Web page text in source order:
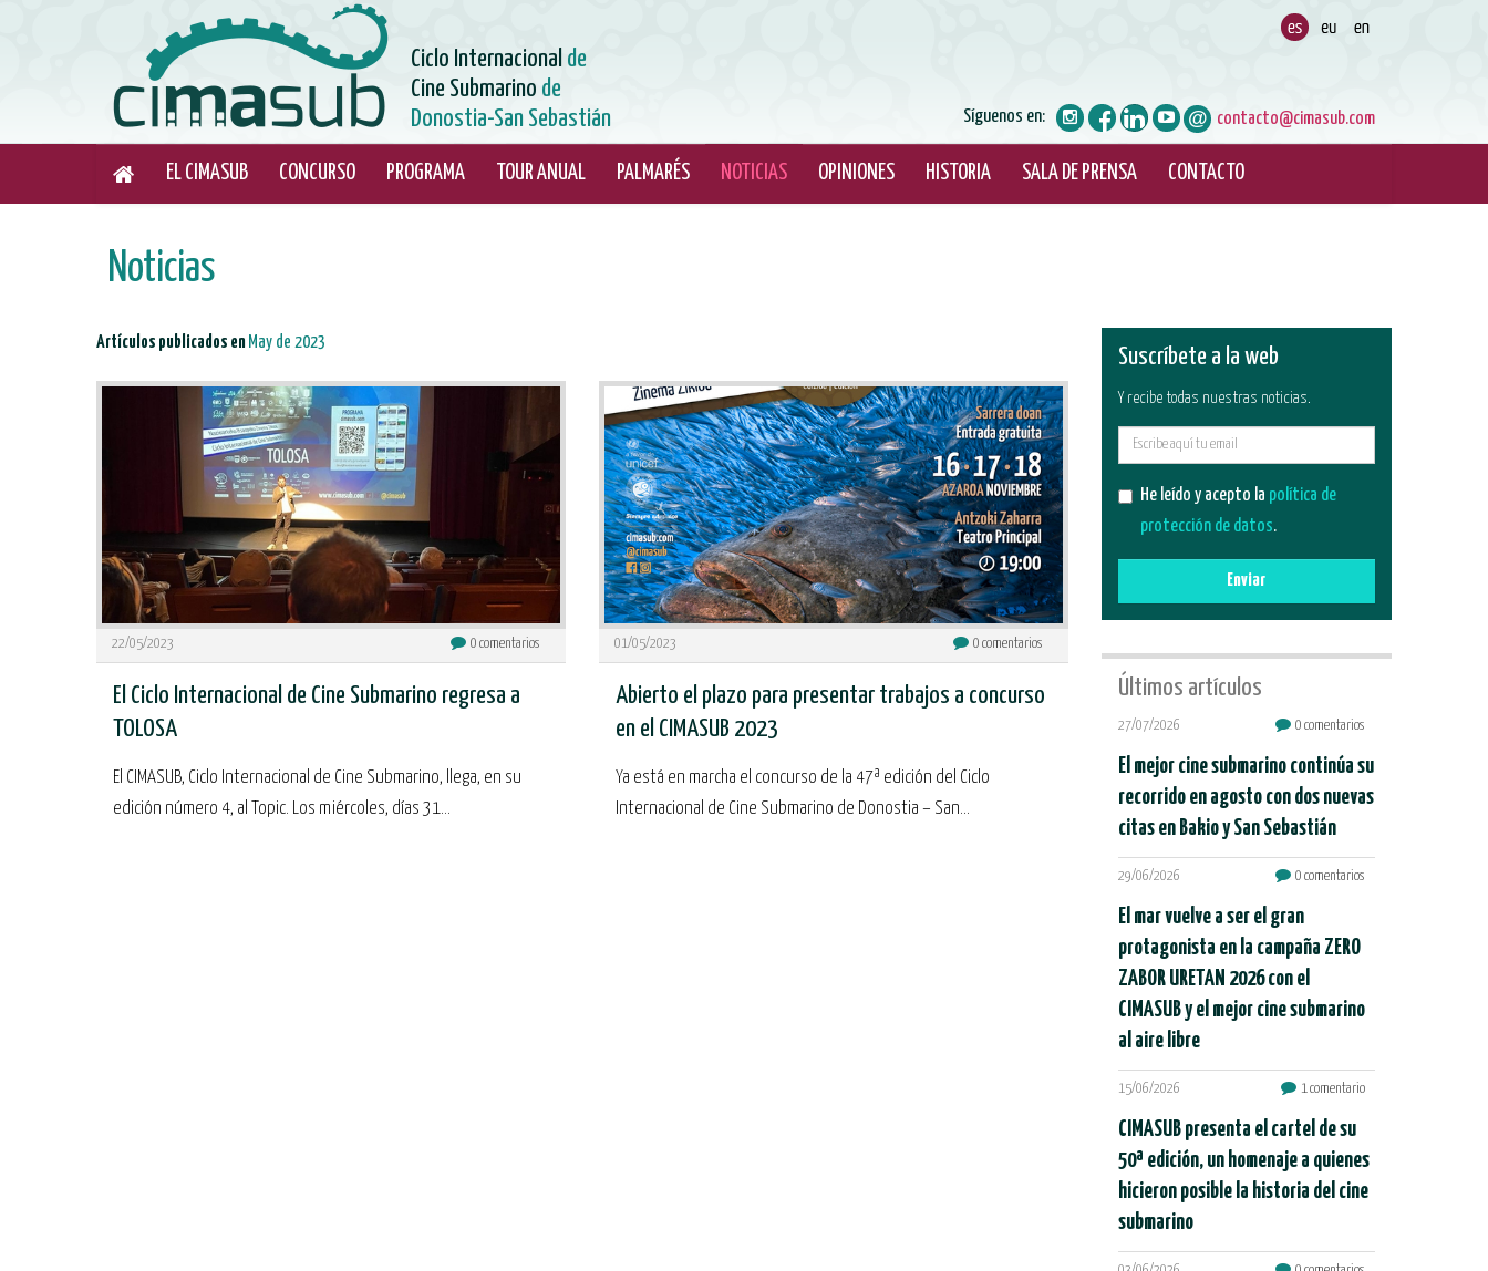
Ciclo Internacional de
Cine Submarino de
Donostia-San Sebastián
contacto@cimasub.com
Síguenos en:
EL CIMASUB CONCURSO PROGRAMA TOUR ANUAL PALMARÉS NOTICIAS OPINIONES HISTORIA SALA DE PRENSA CONTACTO
Noticias
Artículos publicados en May de 2023
22/05/2023 0 comentarios
El Ciclo Internacional de Cine Submarino regresa a
TOLOSA
El CIMASUB, Ciclo Internacional de Cine Submarino, llega, en su
edición número 4, al Topic. Los miércoles, días 31...
01/05/2023 0 comentarios
Abierto el plazo para presentar trabajos a concurso
en el CIMASUB 2023
Ya está en marcha el concurso de la 47ª edición del Ciclo
Internacional de Cine Submarino de Donostia – San...
Suscríbete a la web
Y recibe todas nuestras noticias.
He leído y acepto la política de
protección de datos.
Enviar
Últimos artículos
27/07/2026 0 comentarios
El mejor cine submarino continúa su
recorrido en agosto con dos nuevas
citas en Bakio y San Sebastián
29/06/2026 0 comentarios
El mar vuelve a ser el gran
protagonista en la campaña ZERO
ZABOR URETAN 2026 con el
CIMASUB y el mejor cine submarino
al aire libre
15/06/2026 1 comentario
CIMASUB presenta el cartel de su
50ª edición, un homenaje a quienes
hicieron posible la historia del cine
submarino